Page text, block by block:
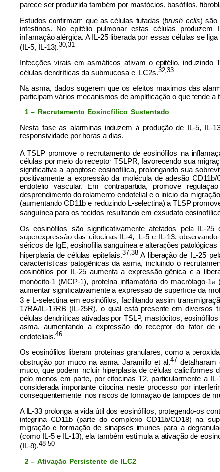
parece ser produzida também por mastócios, basófilos,
Estudos confirmam que as células tufadas (brush cells) são
intestinos. No epitélio pulmonar estas células
inflamação alérgica. A IL-25 liberada por essas células se
(IL-5, IL-13).30,31
Infecções virais em asmáticos ativam o epitélio,
células dendríticas da submucosa e ILC2s.32,33
Na asma, dados sugerem que os efeitos máximos das
participam vários mecanismos de amplificação o que tende
1 – Recrutamento Eosinofílico Sustentado
Nesta fase as alarminas induzem à produção de IL-5, IL-
responsividade por horas a dias.
A TSLP promove o recrutamento de eosinófilos na
células por meio do receptor TSLPR, favorecendo sua
significativa a apoptose eosinofílica, prolongando sua
positivamente a expressão da molécula de adesão
endotélio vascular. Em contrapartida, promove
desprendimento do rolamento endotelial e o início da
(aumentando CD11b e reduzindo L-selectina) a TLSP
sanguínea para os tecidos resultando em exsudato
Os eosinófilos são significativamente afetados pela IL-
superexpressão das citocinas IL-4, IL-5 e IL-13,
séricos de IgE, eosinofilia sanguínea e alterações
hiperplasia de células epiteliais.37,38 A liberação de IL-25
características patogênicas da asma, incluindo o
eosinófilos por IL-25 aumenta a expressão gênica e a
monócito-1 (MCP-1), proteína inflamatória do macrófago-1a
aumentar significativamente a expressão de superfície da
3 e L-selectina em eosinófilos, facilitando assim
17RA/IL-17RB (IL-25R), o qual está presente em diversos
células dendríticas ativadas por TSLP, mastócitos,
asma, aumentando a expressão do receptor do fator
endoteliais.46
Os eosinófilos liberam proteínas granulares, como a
obstrução por muco na asma. Jaramillo et al.47
muco, que podem incluir hiperplasia de células caliciformes
pelo menos em parte, por citocinas T2, particularmente a
considerada importante citocina neste processo por
consequentemente, nos riscos de formação de tampões de
A IL-33 prolonga a vida útil dos eosinófilos, protegendo-os
integrina CD11b (parte do complexo CD11b/CD18) na
migração e formação de sinapses imunes para a
(como IL-5 e IL-13), ela também estimula a ativação de
(IL-8).48-50
2 – Ativação Persistente de ILC2